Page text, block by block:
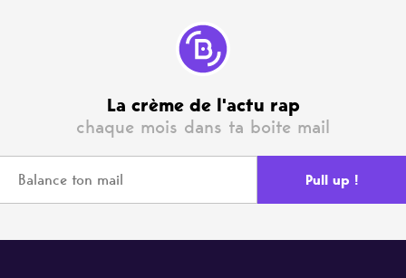
La crème de l'actu rap
chaque mois dans ta boite mail